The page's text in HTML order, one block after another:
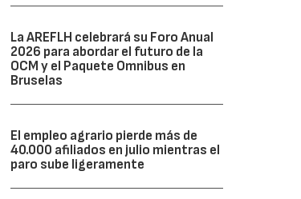
La AREFLH celebrará su Foro Anual
2026 para abordar el futuro de la
OCM y el Paquete Omnibus en
Bruselas
El empleo agrario pierde más de
40.000 afiliados en julio mientras el
paro sube ligeramente